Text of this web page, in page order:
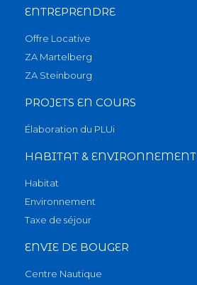
ENTREPRENDRE
Offre Locative
ZA Martelberg
ZA Steinbourg
PROJETS EN COURS
Élaboration du PLUi
HABITAT & ENVIRONNEMENT
Habitat
Environnement
Taxe de séjour
ENVIE DE BOUGER
Centre Nautique